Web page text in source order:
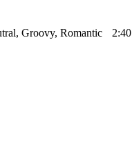
Groovy, Romantic 2:40